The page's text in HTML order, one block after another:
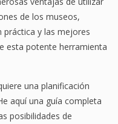
de los museos,
y las mejores
esta potente herramienta
una planificación
aquí una guía completa
posibilidades de